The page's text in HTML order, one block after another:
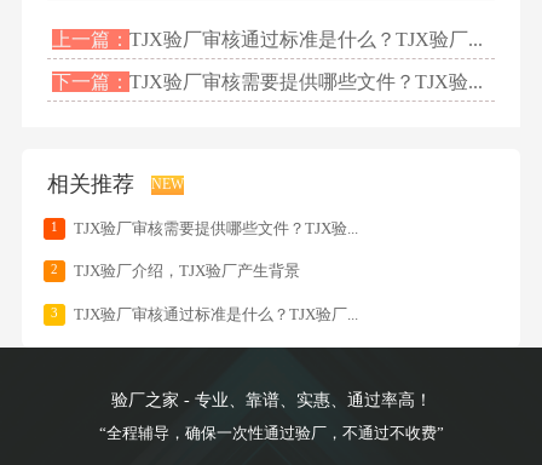
上一篇：TJX验厂审核通过标准是什么？TJX验厂...
下一篇：TJX验厂审核需要提供哪些文件？TJX验...
相关推荐 NEW
1 TJX验厂审核需要提供哪些文件？TJX验...
2 TJX验厂介绍，TJX验厂产生背景
3 TJX验厂审核通过标准是什么？TJX验厂...
验厂之家 - 专业、靠谱、实惠、通过率高！
“全程辅导，确保一次性通过验厂，不通过不收费”